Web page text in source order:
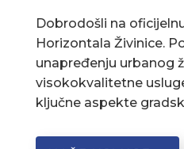
Dobrodošli na
Horizontala Živinice.
unapređenju urbanog
visokokvalitetne
ključne aspekte